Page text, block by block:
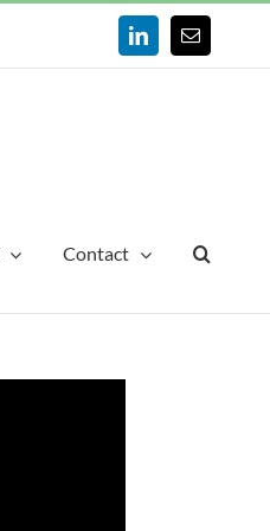
LinkedInEmail
Contact